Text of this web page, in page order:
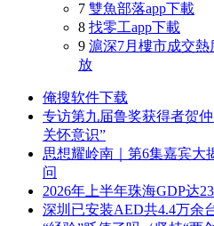
7 雙魚部落app下載
8 找零工app下載
9 滬深7月樓市成交熱
放
俺搜软件下载
专访第九届鲁奖获得者贺
关怀意识”
思想耀岭南｜第6集嘉宾大
问
2026年上半年珠海GDP达
深圳已安装AED共4.4万余